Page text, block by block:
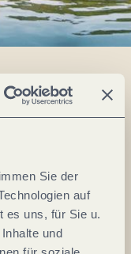
Sie der
auf
es uns, für Sie u.
und
Newsletter